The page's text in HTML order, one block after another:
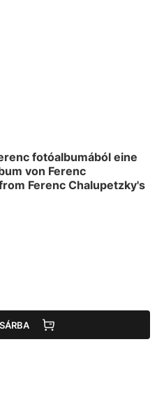
fotóalbumából eine
von Ferenc
Ferenc Chalupetzky's